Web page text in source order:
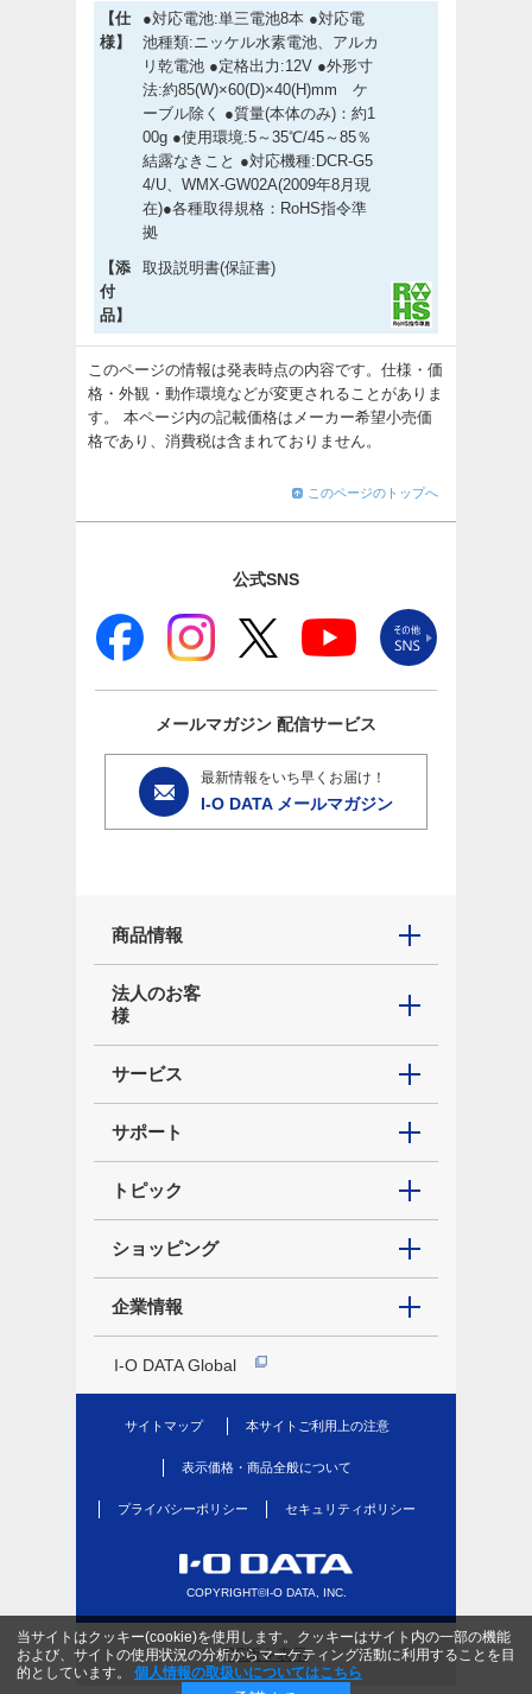
【仕
様】
●対応電池:単三電池8本 ●対応電
池種類:ニッケル水素電池、アルカ
リ乾電池 ●定格出力:12V ●外形寸
法:約85(W)×60(D)×40(H)mm ケ
ーブル除く ●質量(本体のみ)：約1
00g ●使用環境:5～35℃/45～85％
結露なきこと ●対応機種:DCR-G5
4/U、WMX-GW02A(2009年8月現
在)●各種取得規格：RoHS指令準
拠
【添
付
品】
取扱説明書(保証書)
このページの情報は発表時点の内容です。仕様・価
格・外観・動作環境などが変更されることがありま
す。 本ページ内の記載価格はメーカー希望小売価
格であり、消費税は含まれておりません。
このページのトップへ
公式SNS
メールマガジン 配信サービス
最新情報をいち早くお届け！
I-O DATA メールマガジン
商品情報
法人のお客
様
サービス
サポート
トピック
ショッピング
企業情報
I-O DATA Global
サイトマップ 本サイトご利用上の注意
表示価格・商品全般について
プライバシーポリシー セキュリティポリシー
COPYRIGHT©I-O DATA, INC.
当サイトはクッキー(cookie)を使用します。クッキーはサイト内の一部の機能
および、サイトの使用状況の分析からマーケティング活動に利用することを目
的としています。
個人情報の取扱いについてはこちら
PC版を表示